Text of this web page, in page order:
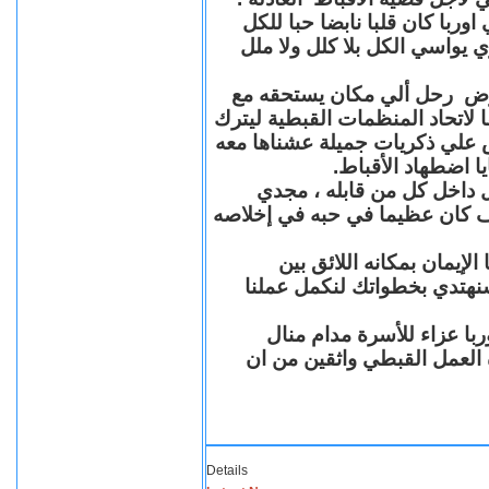
كان قلبا نابضا حبا للكل
يواسي الكل بلا كلل ولا ملل
رحل ألي مكان يستحقه مع
المنظمات القبطية ليترك
علي ذكريات جميلة عشناها معه
اضطهاد الأقباط.
داخل كل من قابله ، مجدي
عظيما في حبه في إخلاصه
بمكانه اللائق بين
بخطواتك لنكمل عملنا
عزاء للأسرة مدام منال
العمل القبطي واثقين من ان
Details